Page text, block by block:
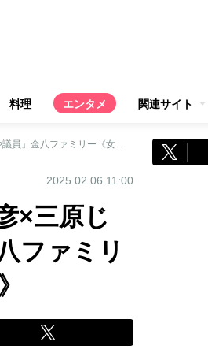
料理 エンタメ 関連サイト
【還暦迎えて赤裸々告白】近藤真彦×三原じゅん子「片や会長、片や議員」金八ファミリー《女性セブン未公開エピソード》
2025.02.06 11:00
×三原じ
ファミリ